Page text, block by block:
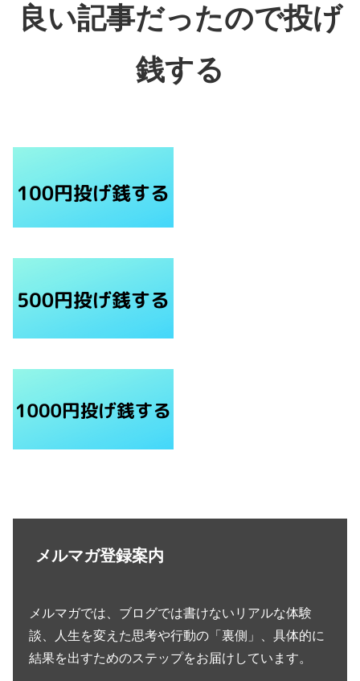
良い記事だったので投げ
銭する
メルマガ登録案内
メルマガでは、ブログでは書けないリアルな体験
談、人生を変えた思考や行動の「裏側」、具体的に
結果を出すためのステップをお届けしています。